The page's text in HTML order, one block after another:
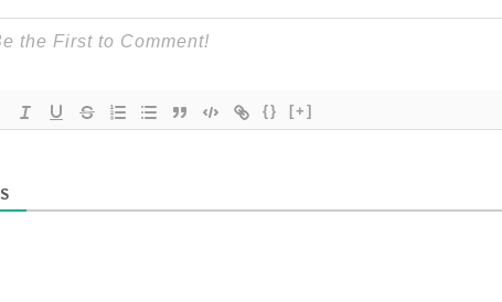
{} [+]